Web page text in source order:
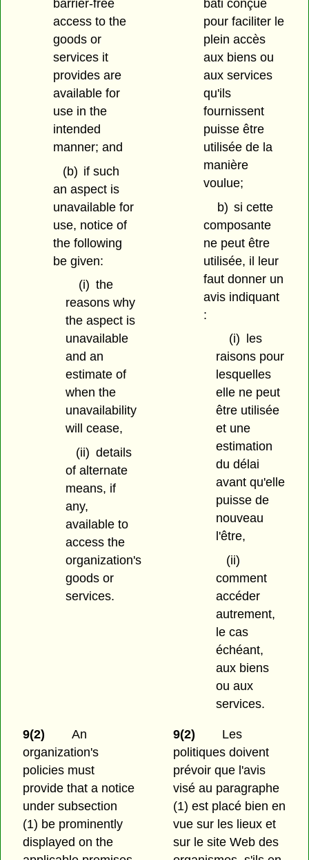
barrier-free
access to the
goods or
services it
provides are
available for
use in the
intended
manner; and
(b) if such
an aspect is
unavailable for
use, notice of
the following
be given:
(i) the
reasons why
the aspect is
unavailable
and an
estimate of
when the
unavailability
will cease,
(ii) details
of alternate
means, if
any,
available to
access the
organization's
goods or
services.
bâti conçue
pour faciliter le
plein accès
aux biens ou
aux services
qu'ils
fournissent
puisse être
utilisée de la
manière
voulue;
b) si cette
composante
ne peut être
utilisée, il leur
faut donner un
avis indiquant
:
(i)
les
raisons pour
lesquelles
elle ne peut
être utilisée
et une
estimation
du délai
avant qu'elle
puisse de
nouveau
l'être,
(ii)
comment
accéder
autrement,
le cas
échéant,
aux biens
ou aux
services.
9(2)
An
organization's
policies must
provide that a notice
under subsection
(1) be prominently
displayed on the
9(2)
Les
politiques doivent
prévoir que l'avis
visé au paragraphe
(1) est placé bien en
vue sur les lieux et
sur le site Web des